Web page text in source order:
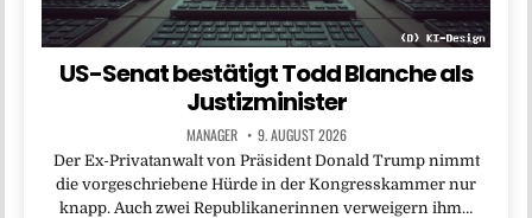
US-Senat bestätigt Todd Blanche als
Justizminister
MANAGER 9. AUGUST 2026
Der Ex-Privatanwalt von Präsident Donald Trump nimmt
die vorgeschriebene Hürde in der Kongresskammer nur
knapp. Auch zwei Republikanerinnen verweigern ihm…